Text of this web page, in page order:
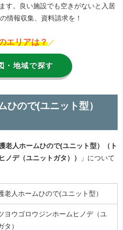
す。良い施設でも空きがないと入居
情報収集、資料請求を！
エリアは？ ／
・地域で探す
ひので(ユニット型）
老人ホームひので(ユニット型）（ト
ノデ（ユニットガタ））
」について
老人ホームひので(ユニット型）
ヨウゴロウジンホームヒノデ（ユ
タ）